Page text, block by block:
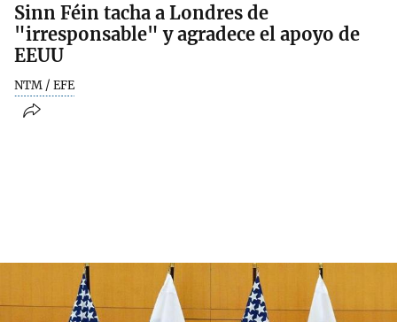
Sinn Féin tacha a Londres de
"irresponsable" y agradece el apoyo de
EEUU
NTM / EFE